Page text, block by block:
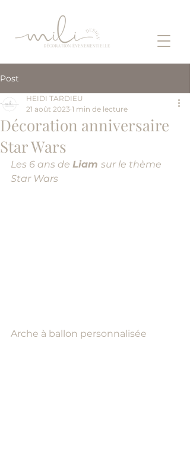
Post
Décoration anniversaire
Star Wars
HEIDI TARDIEU
21 août 2023 1 min de lecture
Les 6 ans de Liam sur le thème
Star Wars
Arche à ballon personnalisée